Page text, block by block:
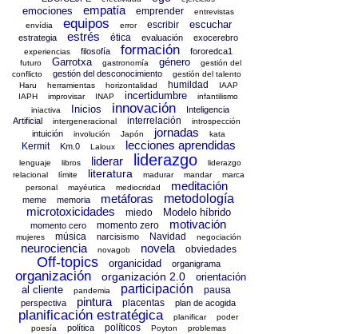
emociones empatía emprender
entrevistas
envídia
equipos error escribir escuchar
estrategia estrés ética evaluación exocerebro
experiencias filosofía formación fororedca1
futuro Garrotxa gastronomía género
gestión del
conflicto
gestión del desconocimiento
gestión del talento
Haru
herramientas horizontalidad humildad
IAAP
IAPH
improvisar INAP incertidumbre
infantilismo
iniactiva
Inicios innovación
Inteligencia
Artificial
intergeneracional interrelación introspección
intuición involución Japón jornadas kata
Kermit Km.0 Laloux lecciones aprendidas
lenguaje libros liderar liderazgo
liderazgo
relacional
límite literatura madurar mandar
marca
personal
mayéutica mediocridad meditación
meme memoria metáforas
metodología
microtoxicidades
miedo Modelo híbrido
momento cero momento zero motivación
mujeres música narcisismo Navidad negociación
neurociencia novagob novela obviedades
Off-topics organicidad organigrama
organización organización 2.0
orientación
al cliente
pandemia participación pausa
perspectiva pintura placentas plan de acogida
planificación estratégica planificar
poder
poesía
política políticos Poyton problemas